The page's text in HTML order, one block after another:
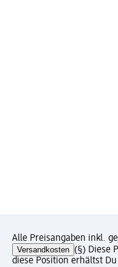
Alle Preisangaben inkl.
Versandkosten (§) Diese
diese Position erhältst Du